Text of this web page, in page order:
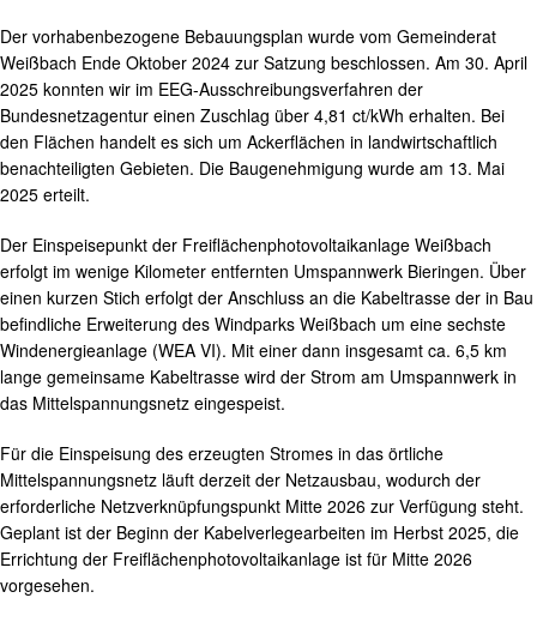
Der vorhabenbezogene Bebauungsplan wurde vom Gemeinderat
Weißbach Ende Oktober 2024 zur Satzung beschlossen. Am 30. April
2025 konnten wir im EEG-Ausschreibungsverfahren der
Bundesnetzagentur einen Zuschlag über 4,81 ct/kWh erhalten. Bei
den Flächen handelt es sich um Ackerflächen in landwirtschaftlich
benachteiligten Gebieten. Die Baugenehmigung wurde am 13. Mai
2025 erteilt.
Der Einspeisepunkt der Freiflächenphotovoltaikanlage Weißbach
erfolgt im wenige Kilometer entfernten Umspannwerk Bieringen. Über
einen kurzen Stich erfolgt der Anschluss an die Kabeltrasse der in Bau
befindliche Erweiterung des Windparks Weißbach um eine sechste
Windenergieanlage (WEA VI). Mit einer dann insgesamt ca. 6,5 km
lange gemeinsame Kabeltrasse wird der Strom am Umspannwerk in
das Mittelspannungsnetz eingespeist.
Für die Einspeisung des erzeugten Stromes in das örtliche
Mittelspannungsnetz läuft derzeit der Netzausbau, wodurch der
erforderliche Netzverknüpfungspunkt Mitte 2026 zur Verfügung steht.
Geplant ist der Beginn der Kabelverlegearbeiten im Herbst 2025, die
Errichtung der Freiflächenphotovoltaikanlage ist für Mitte 2026
vorgesehen.